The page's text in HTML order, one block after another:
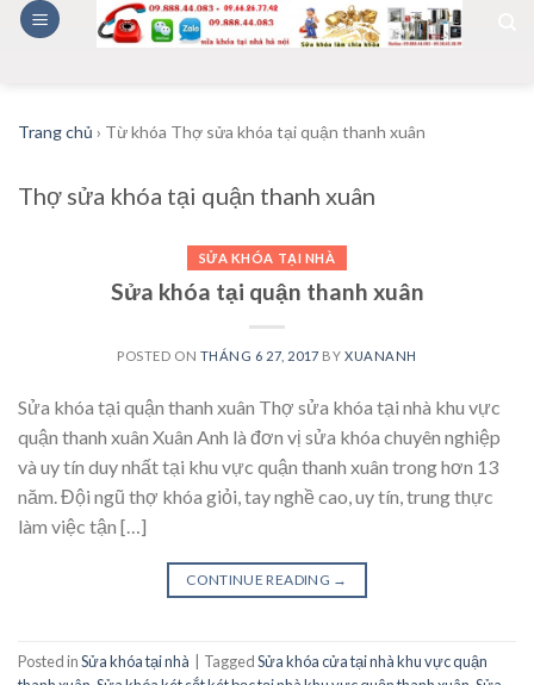
Skip
Trang chủ › Từ khóa Thợ sửa khóa tại quận thanh xuân
Thợ sửa khóa tại quận thanh xuân
SỬA KHÓA TẠI NHÀ
Sửa khóa tại quận thanh xuân
POSTED ON THÁNG 6 27, 2017 BY XUANANH
Sửa khóa tại quận thanh xuân Thợ sửa khóa tại nhà khu vực
quận thanh xuân Xuân Anh là đơn vị sửa khóa chuyên nghiệp
và uy tín duy nhất tại khu vực quận thanh xuân trong hơn 13
năm. Đội ngũ thợ khóa giỏi, tay nghề cao, uy tín, trung thực
làm việc tận […]
CONTINUE READING →
Posted inSửa khóa tại nhà TaggedSửa khóa cửa tại nhà khu vực quận